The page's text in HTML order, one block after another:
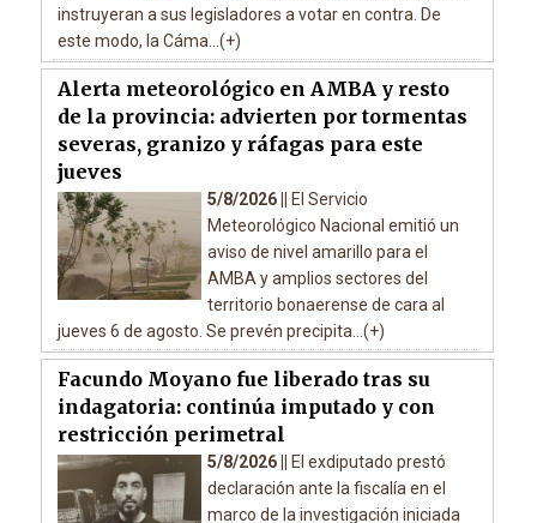
instruyeran a sus legisladores a votar en contra. De
este modo, la Cáma...(+)
Alerta meteorológico en AMBA y resto
de la provincia: advierten por tormentas
severas, granizo y ráfagas para este
jueves
5/8/2026 ||
El Servicio
Meteorológico Nacional emitió un
aviso de nivel amarillo para el
AMBA y amplios sectores del
territorio bonaerense de cara al
jueves 6 de agosto. Se prevén precipita...(+)
Facundo Moyano fue liberado tras su
indagatoria: continúa imputado y con
restricción perimetral
5/8/2026 ||
El exdiputado prestó
declaración ante la fiscalía en el
marco de la investigación iniciada